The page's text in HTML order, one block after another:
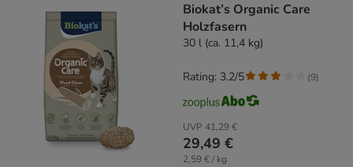
Biokat’s Organic Care
Holzfasern
30 l (ca. 11,4 kg)
UVP 41,29 €
29,49 €
2,59 € / kg
Rating: 3.2/5 (9)